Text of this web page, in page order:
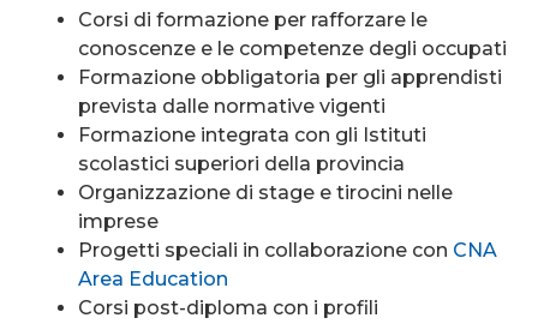
Corsi di formazione per rafforzare le
conoscenze e le competenze degli occupati
Formazione obbligatoria per gli apprendisti
prevista dalle normative vigenti
Formazione integrata con gli Istituti
scolastici superiori della provincia
Organizzazione di stage e tirocini nelle
imprese
Progetti speciali in collaborazione con CNA
Area Education
Corsi post-diploma con i profili